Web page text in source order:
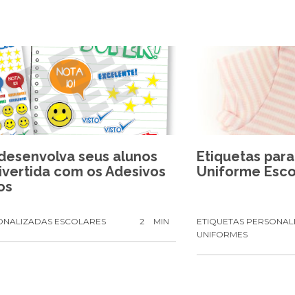
seus alunos
com os Adesivos
ESCOLARES 2 MIN
Etiquetas
Uniforme
ETIQUETAS
UNIFORMES